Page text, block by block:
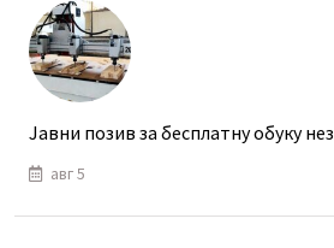
Јавни позив за бесплатну обуку
авг 5